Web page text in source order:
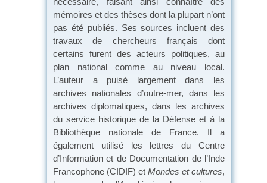
mémoires et des thèses dont la plupart n’ont
pas été publiés. Ses sources incluent des
travaux de chercheurs français dont
certains furent des acteurs politiques, au
plan national comme au niveau local.
L’auteur a puisé largement dans les
archives nationales d’outre-mer, dans les
archives diplomatiques, dans les archives
du service historique de la Défense et à la
Bibliothèque nationale de France. Il a
également utilisé les lettres du Centre
d’Information et de Documentation de l’Inde
Francophone (CIDIF) et Mondes et cultures,